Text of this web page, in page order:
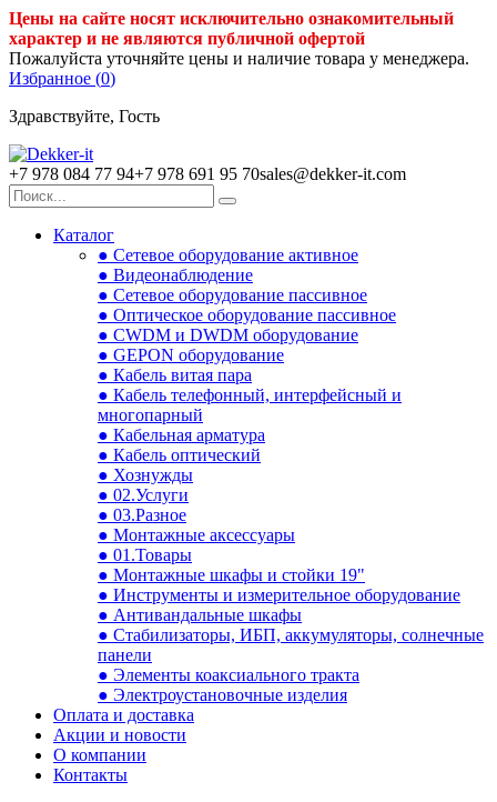
Цены на сайте носят исключительно ознакомительный
характер и не являются публичной офертой
Пожалуйста уточняйте цены и наличие товара у менеджера.
Избранное (0)
Здравствуйте, Гость
+7 978 084 77 94+7 978 691 95 70sales@dekker-it.com
Каталог
● Сетевое оборудование активное
● Видеонаблюдение
● Сетевое оборудование пассивное
● Оптическое оборудование пассивное
● CWDM и DWDM оборудование
● GEPON оборудование
● Кабель витая пара
● Кабель телефонный, интерфейсный и
многопарный
● Кабельная арматура
● Кабель оптический
● Хознужды
● 02.Услуги
● 03.Разное
● Монтажные аксессуары
● 01.Товары
● Монтажные шкафы и стойки 19"
● Инструменты и измерительное оборудование
● Антивандальные шкафы
● Стабилизаторы, ИБП, аккумуляторы, солнечные
панели
● Элементы коаксиального тракта
● Электроустановочные изделия
Оплата и доставка
Акции и новости
О компании
Контакты